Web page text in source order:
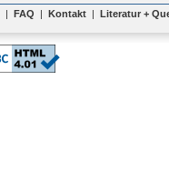
| FAQ | Kontakt | Literatur +